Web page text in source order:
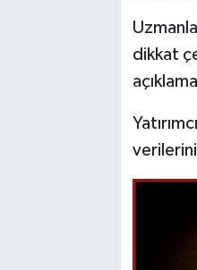
dikkat